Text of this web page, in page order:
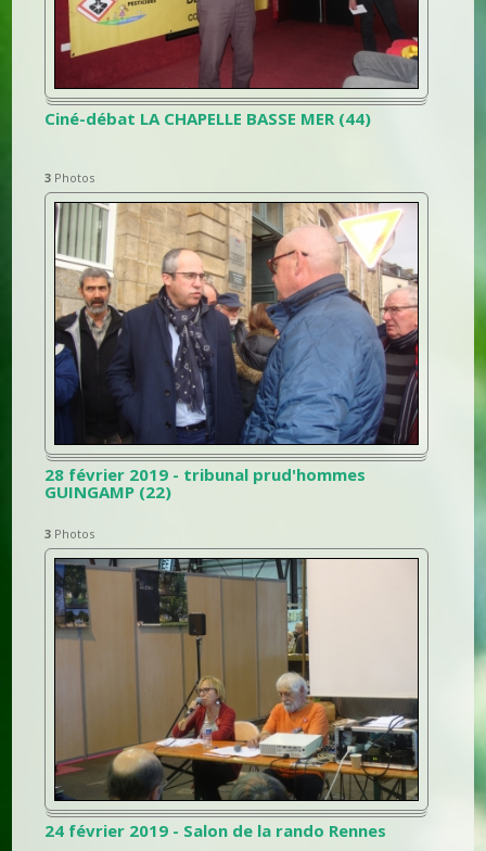
Ciné-débat LA CHAPELLE BASSE MER (44)
3 Photos
28 février 2019 - tribunal prud'hommes
GUINGAMP (22)
3 Photos
24 février 2019 - Salon de la rando Rennes